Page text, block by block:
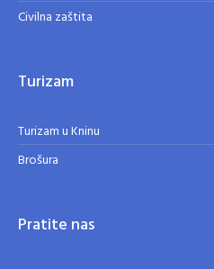
Civilna zaštita
Turizam
Turizam u Kninu
Brošura
Pratite nas